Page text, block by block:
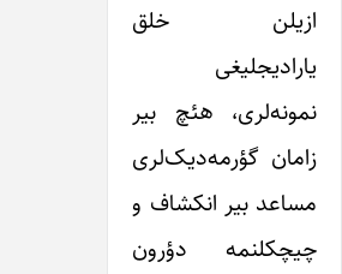
ازیلن خلق
یارادیجلیغی
نمونه‌لری، هئچ بیر
زامان گؤرمه‌دیک‌لری
مساعد بیر انکشاف و
چیچکلنمه دؤرون